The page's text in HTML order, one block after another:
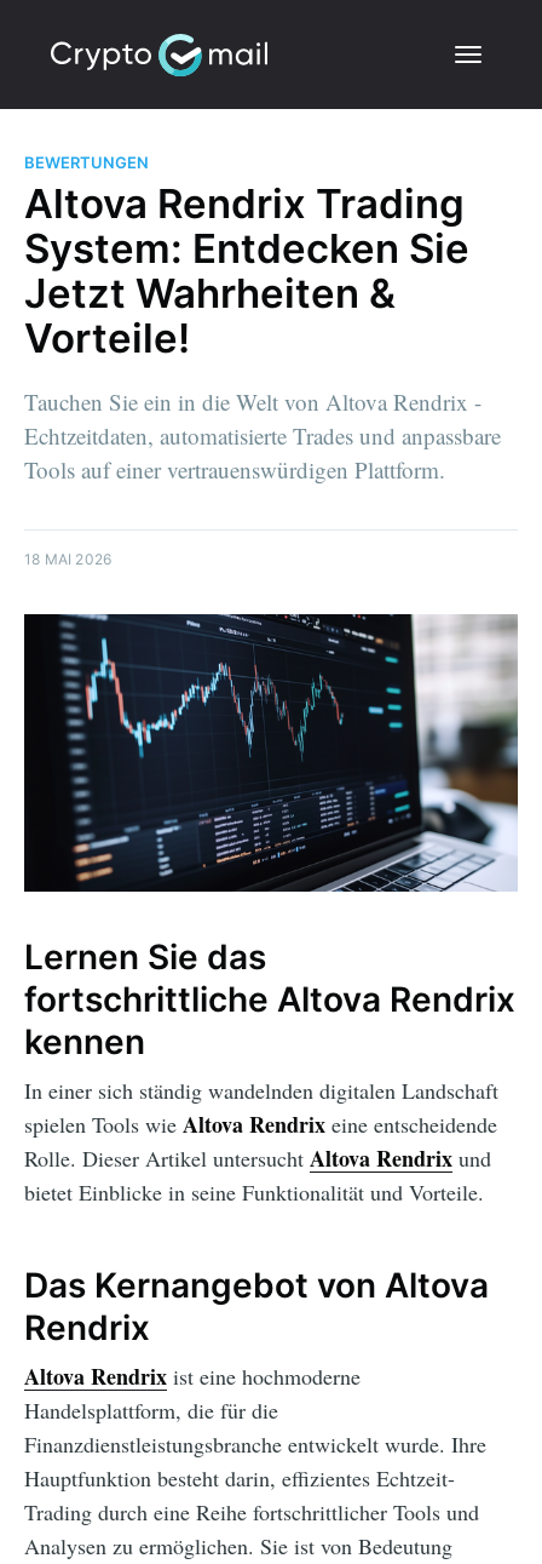
BEWERTUNGEN
Altova Rendrix Trading
System: Entdecken Sie
Jetzt Wahrheiten &
Vorteile!
Tauchen Sie ein in die Welt von Altova Rendrix -
Echtzeitdaten, automatisierte Trades und anpassbare
Tools auf einer vertrauenswürdigen Plattform.
18 MAI 2026
Lernen Sie das
fortschrittliche Altova Rendrix
kennen
In einer sich ständig wandelnden digitalen Landschaft
spielen Tools wie Altova Rendrix eine entscheidende
Rolle. Dieser Artikel untersucht Altova Rendrix und
bietet Einblicke in seine Funktionalität und Vorteile.
Das Kernangebot von Altova
Rendrix
Altova Rendrix ist eine hochmoderne
Handelsplattform, die für die
Finanzdienstleistungsbranche entwickelt wurde. Ihre
Hauptfunktion besteht darin, effizientes Echtzeit-
Trading durch eine Reihe fortschrittlicher Tools und
Analysen zu ermöglichen. Sie ist von Bedeutung